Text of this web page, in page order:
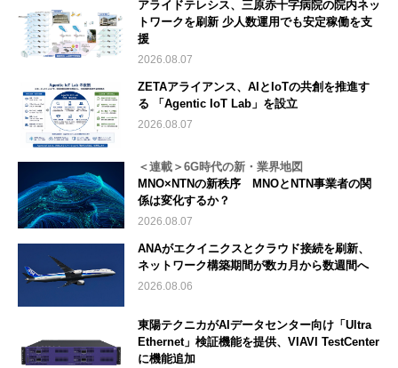
アライドテレシス、三原赤十字病院の院内ネッ
トワークを刷新 少人数運用でも安定稼働を支
援
2026.08.07
ZETAアライアンス、AIとIoTの共創を推進す
る 「Agentic IoT Lab」を設立
2026.08.07
＜連載＞6G時代の新・業界地図
MNO×NTNの新秩序 MNOとNTN事業者の関
係は変化するか？
2026.08.07
ANAがエクイニクスとクラウド接続を刷新、
ネットワーク構築期間が数カ月から数週間へ
2026.08.06
東陽テクニカがAIデータセンター向け「Ultra
Ethernet」検証機能を提供、VIAVI TestCenter
に機能追加